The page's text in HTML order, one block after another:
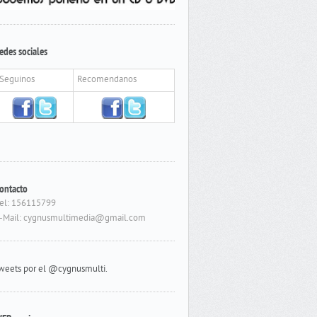
sociales
Seguinos Recomendanos
156115799
Mail: cygnusmultimedia@gmail.com
por el @cygnusmulti.